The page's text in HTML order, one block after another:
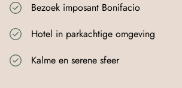
Bezoek imposant Bonifacio
Hotel in parkachtige omgeving
Kalme en serene sfeer